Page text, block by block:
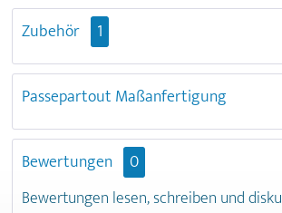
Zubehör 1
Passepartout Maßanfertigung
Bewertungen
0
Bewertungen lesen, schreiben und